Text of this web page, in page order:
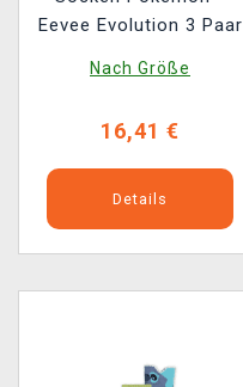
Eevee Evolution 3 Paar
Nach Größe
16,41 €
Details